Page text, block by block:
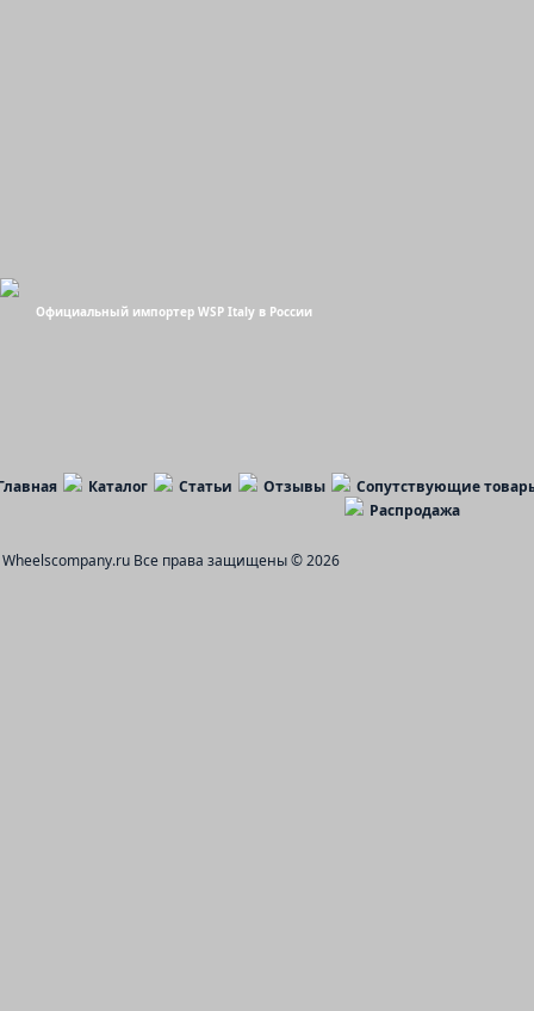
Официальный импортер WSP Italy в России
Каталог Статьи Отзывы
Сопутствующие
Распродажа
Wheelscompany.ru Все права защищены © 2026